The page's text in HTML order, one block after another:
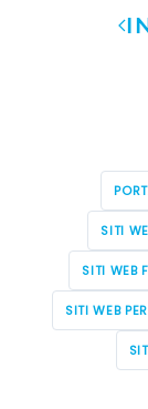
SITI
SITI WEB
SITI WEB